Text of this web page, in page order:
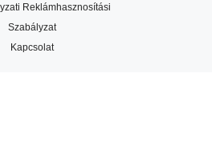
Reklámhasznosítási
Szabályzat
Kapcsolat